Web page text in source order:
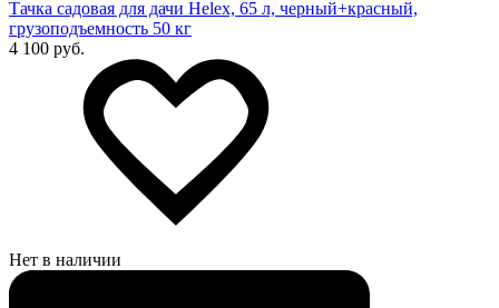
Тачка садовая для дачи Helex, 65 л, черный+красный,
грузоподъемность 50 кг
4 100 руб.
Нет в наличии